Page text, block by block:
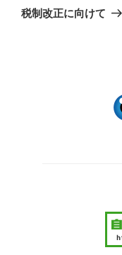
ゲ
の
税制改正に向けて